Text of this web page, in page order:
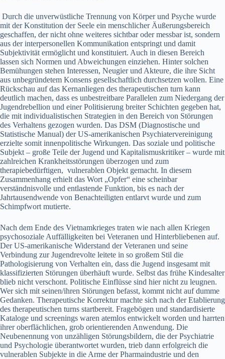
Durch die unverwüstliche Trennung von Körper und Psyche wurde
mit der Konstitution der Seele ein menschlicher Äußerungsbereich
geschaffen, der nicht ohne weiteres sichtbar oder messbar ist, sondern
aus der interpersonellen Kommunikation entspringt und damit
Subjektivität ermöglicht und konstituiert. Auch in diesen Bereich
lassen sich Normen und Abweichungen einziehen. Hinter solchen
Bemühungen stehen Interessen, Neugier und Akteure, die ihre Sicht
aus unbegründetem Konsens gesellschaftlich durchsetzen wollen. Eine
Rückschau auf das Kernanliegen des therapeutischen turn kann
deutlich machen, dass es unbestreitbare Parallelen zum Niedergang der
Jugendrebellion und einer Politisierung breiter Schichten gegeben hat,
die mit individualistischen Strategien in den Bereich von Störungen
des Verhaltens gezogen wurden. Das DSM (Diagnostische und
Statistische Manual) der US-amerikanischen Psychiatervereinigung
erzielte somit innenpolitische Wirkungen. Das soziale und politische
Subjekt – große Teile der Jugend und Kapitalismuskritiker – wurde mit
zahlreichen Krankheitsstörungen überzogen und zum
therapiebedürftigen, vulnerablen Objekt gemacht. In diesem
Zusammenhang erhielt das Wort „Opfer“ eine scheinbar
verständnisvolle und entlastende Funktion, bis es nach der
Jahrtausendwende von Benachteiligten entlarvt wurde und zum
Schimpfwort mutierte.
Nach dem Ende des Vietnamkrieges traten wie nach allen Kriegen
psychosoziale Auffälligkeiten bei Veteranen und Hinterbliebenen auf.
Der US-amerikanische Widerstand der Veteranen und seine
Verbindung zur Jugendrevolte leitete in so großem Stil die
Pathologisierung von Verhalten ein, dass die Jugend insgesamt mit
klassifizierten Störungen überhäuft wurde. Selbst das frühe Kindesalter
blieb nicht verschont. Politische Einflüsse sind hier nicht zu leugnen.
Wer sich mit seinen/ihren Störungen befasst, kommt nicht auf dumme
Gedanken. Therapeutische Korrektur machte sich nach der Etablierung
des therapeutischen turns startbereit. Fragebögen und standardisierte
Kataloge und screenings waren atemlos entwickelt worden und harrten
ihrer oberflächlichen, grob orientierenden Anwendung. Die
Neubenennung von unzähligen Störungsbildern, die der Psychiatrie
und Psychologie überantwortet wurden, trieb dann erfolgreich die
vulnerablen Subjekte in die Arme der Pharmaindustrie und den